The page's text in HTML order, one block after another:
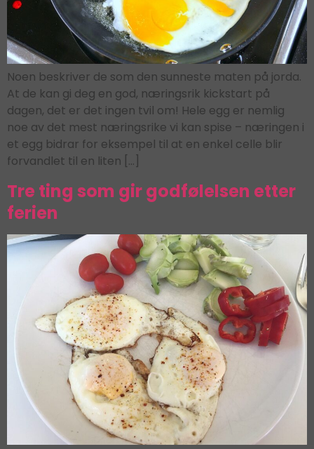
Noen beskriver de som den sunneste maten på jorda.
At de kan gi deg en god, næringsrik kickstart på
dagen, det er det ingen tvil om! Hele egg er nemlig
noe av det mest næringsrike vi kan spise – næringen i
et egg bidrar for eksempel til at en enkel celle blir
forvandlet til en liten […]
Tre ting som gir godfølelsen etter
ferien